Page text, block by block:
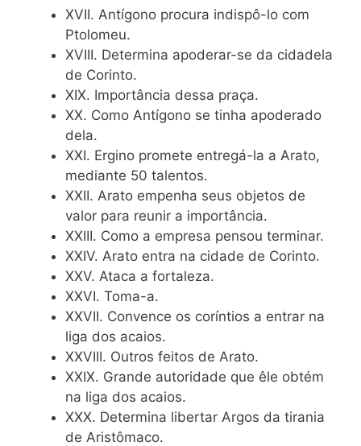
XVII. Antígono procura indispô-lo com
Ptolomeu.
XVIII. Determina apoderar-se da cidadela
de Corinto.
XIX. Importância dessa praça.
XX. Como Antígono se tinha apoderado
dela.
XXI. Ergino promete entregá-la a Arato,
mediante 50 talentos.
XXII. Arato empenha seus objetos de
valor para reunir a importância.
XXIII. Como a empresa pensou terminar.
XXIV. Arato entra na cidade de Corinto.
XXV. Ataca a fortaleza.
XXVI. Toma-a.
XXVII. Convence os coríntios a entrar na
liga dos acaios.
XXVIII. Outros feitos de Arato.
XXIX. Grande autoridade que êle obtém
na liga dos acaios.
XXX. Determina libertar Argos da tirania
de Aristômaco.